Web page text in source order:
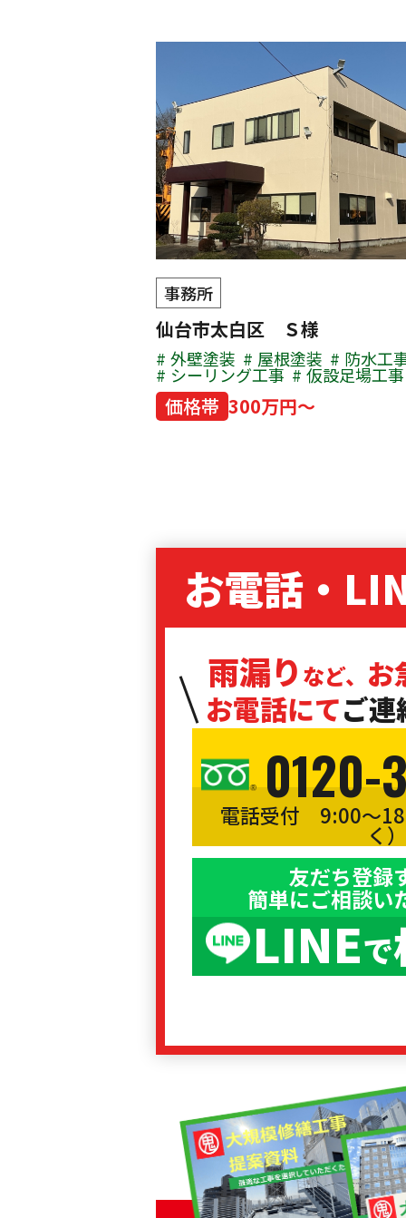
事務所
仙台市太白区 Ｓ様
外壁塗装 屋根塗装 防水工
シーリング工事 仮設足場工事
価格帯 300万円～
お電話・
雨漏り など、 お
お電話にてご
0120-
電話受付 9:00〜
く）
友だち登録
簡単にご相談い
LINEで